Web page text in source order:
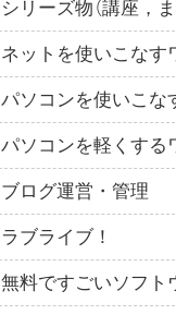
シリーズ物（講座，ま
ネットを使いこなす
パソコンを使いこな
パソコンを軽くする
ブログ運営・管理
ラブライブ！
無料ですごいソフト